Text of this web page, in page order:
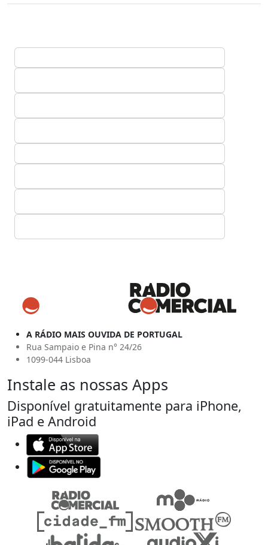
A RÁDIO MAIS OUVIDA DE PORTUGAL
Rua Sampaio e Pina n° 24/26
1099-044 Lisboa
Instale as nossas Apps
Disponível gratuitamente para iPhone,
iPad e Android